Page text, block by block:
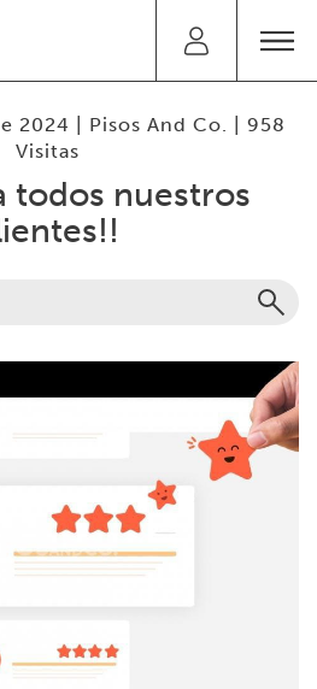
2024 | Pisos And Co. | 958
Visitas
todos nuestros